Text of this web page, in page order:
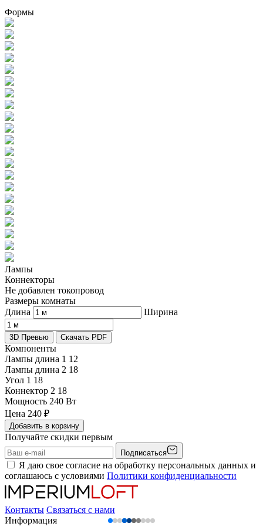
Формы
Лампы
Коннекторы
Не добавлен токопровод
Размеры комнаты
Длина
Ширина
3D Превью Скачать PDF
Компоненты
Лампы длина 1 12
Лампы длина 2 18
Угол 1 18
Коннектор 2 18
Мощность 240 Вт
Цена 240 ₽
Добавить в корзину
Получайте скидки первым
Подписаться
Я даю свое согласие на обработку персональных данных и
соглашаюсь с условиями Политики конфиденциальности
Контакты Связаться с нами
Информация